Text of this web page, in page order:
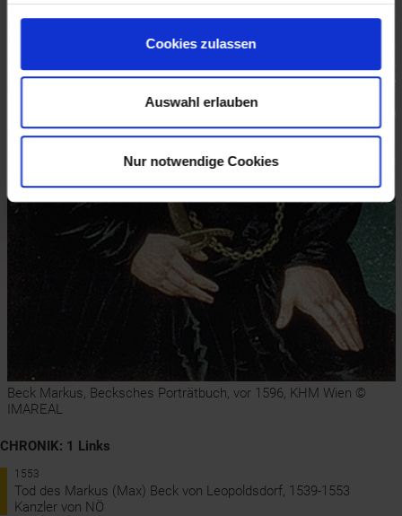
Cookies zulassen
Auswahl erlauben
Nur notwendige Cookies
Beck Markus, Becksches Porträtbuch, vor 1596, KHM Wien ©
IMAREAL
CHRONIK: 1 Links
1553
Tod des Markus (Max) Beck von Leopoldsdorf, 1539-1553
Kanzler von NÖ